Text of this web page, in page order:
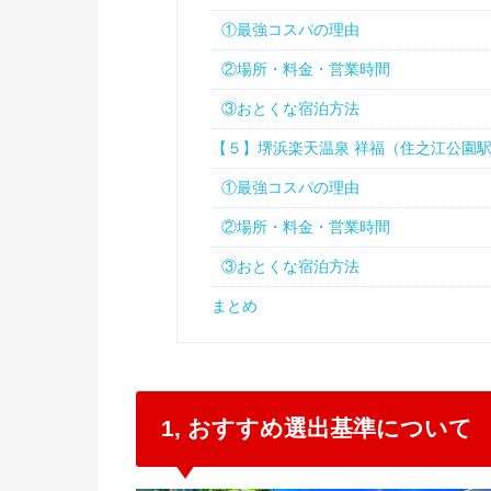
①最強コスパの理由
②場所・料金・営業時間
③おとくな宿泊方法
【５】堺浜楽天温泉 祥福（住之江公園
①最強コスパの理由
②場所・料金・営業時間
③おとくな宿泊方法
まとめ
1, おすすめ選出基準について